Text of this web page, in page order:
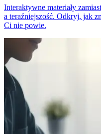
Interaktywne materiały
a teraźniejszość. Odkryj, jak
Ci nie powie.